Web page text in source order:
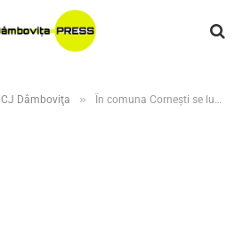
CJ Dâmboviţa » În comuna Cornești se lucrează la mai multe investiții cu finanțare prin PJDL, PNDL și CNI